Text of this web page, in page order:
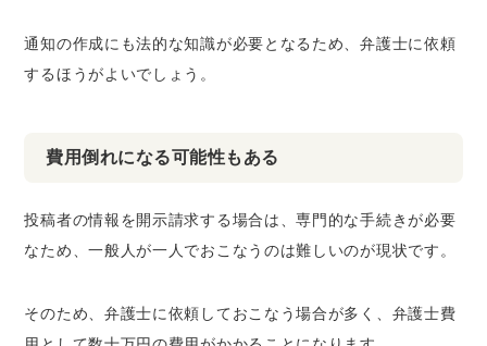
通知の作成にも法的な知識が必要となるため、弁護士に依頼
するほうがよいでしょう。
費用倒れになる可能性もある
投稿者の情報を開示請求する場合は、専門的な手続きが必要
なため、一般人が一人でおこなうのは難しいのが現状です。
そのため、弁護士に依頼しておこなう場合が多く、弁護士費